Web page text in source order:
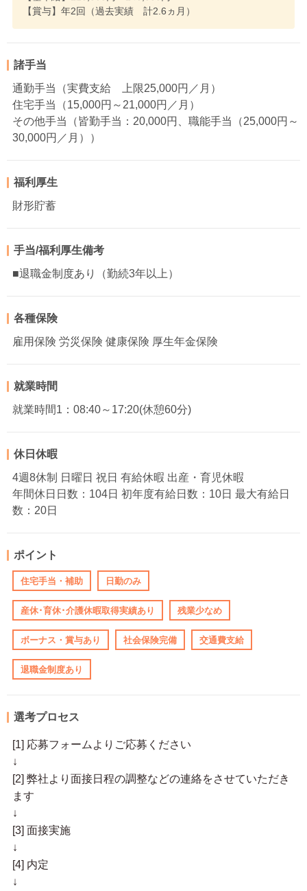
【賞与】年2回（過去実績 計2.6ヵ月）
諸手当
通勤手当（実費支給 上限25,000円／月）
住宅手当（15,000円～21,000円／月）
その他手当（皆勤手当：20,000円、職能手当（25,000円～
30,000円／月））
福利厚生
財形貯蓄
手当/福利厚生備考
■退職金制度あり（勤続3年以上）
各種保険
雇用保険 労災保険 健康保険 厚生年金保険
就業時間
就業時間1：08:40～17:20(休憩60分)
休日休暇
4週8休制 日曜日 祝日 有給休暇 出産・育児休暇
年間休日日数：104日 初年度有給日数：10日 最大有給日
数：20日
ポイント
住宅手当・補助 日勤のみ
産休･育休･介護休暇取得実績あり 残業少なめ
ボーナス・賞与あり 社会保険完備 交通費支給
退職金制度あり
選考プロセス
[1] 応募フォームよりご応募ください
↓
[2] 弊社より面接日程の調整などの連絡をさせていただき
ます
↓
[3] 面接実施
↓
[4] 内定
↓